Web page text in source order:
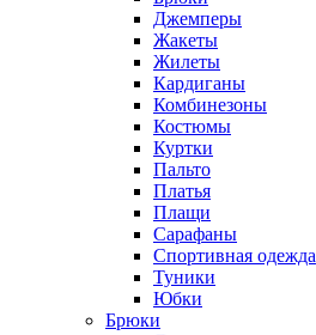
Джемперы
Жакеты
Жилеты
Кардиганы
Комбинезоны
Костюмы
Куртки
Пальто
Платья
Плащи
Сарафаны
Спортивная одежда
Туники
Юбки
Брюки